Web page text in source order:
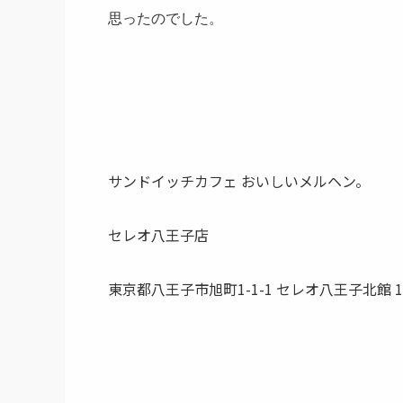
思ったのでした。
サンドイッチカフェ おいしいメルヘン。
セレオ八王子店
東京都八王子市旭町1-1-1 セレオ八王子北館